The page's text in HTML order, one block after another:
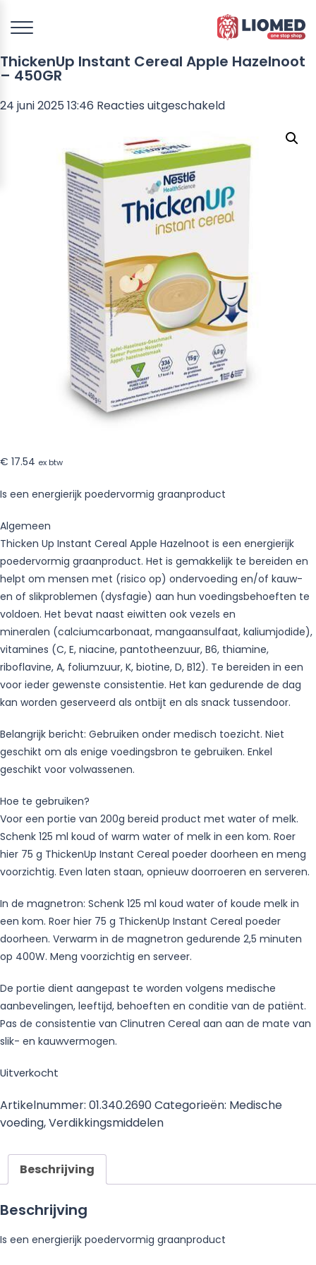
ThickenUp Instant Cereal Apple Hazelnoot
– 450GR
24 juni 2025 13:46 Reacties uitgeschakeldvoor
Instant
Cereal
Hazelnoot
–
450GR
€ 17.54 ex btw
Is een energierijk poedervormig graanproduct
Algemeen
Thicken Up Instant Cereal Apple Hazelnoot is een energierijk
poedervormig graanproduct. Het is gemakkelijk te bereiden en
helpt om mensen met (risico op) ondervoeding en/of kauw-
en of slikproblemen (dysfagie) aan hun voedingsbehoeften te
voldoen. Het bevat naast eiwitten ook vezels en
mineralen (calciumcarbonaat, mangaansulfaat, kaliumjodide),
vitamines (C, E, niacine, pantotheenzuur, B6, thiamine,
riboflavine, A, foliumzuur, K, biotine, D, B12). Te bereiden in een
voor ieder gewenste consistentie. Het kan gedurende de dag
kan worden geserveerd als ontbijt en als snack tussendoor.
Belangrijk bericht: Gebruiken onder medisch toezicht. Niet
geschikt om als enige voedingsbron te gebruiken. Enkel
geschikt voor volwassenen.
Hoe te gebruiken?
Voor een portie van 200g bereid product met water of melk.
Schenk 125 ml koud of warm water of melk in een kom. Roer
hier 75 g ThickenUp Instant Cereal poeder doorheen en meng
voorzichtig. Even laten staan, opnieuw doorroeren en serveren.
In de magnetron: Schenk 125 ml koud water of koude melk in
een kom. Roer hier 75 g ThickenUp Instant Cereal poeder
doorheen. Verwarm in de magnetron gedurende 2,5 minuten
op 400W. Meng voorzichtig en serveer.
De portie dient aangepast te worden volgens medische
aanbevelingen, leeftijd, behoeften en conditie van de patiënt.
Pas de consistentie van Clinutren Cereal aan aan de mate van
slik- en kauwvermogen.
Uitverkocht
Artikelnummer: 01.340.2690Categorieën: Medische
voeding,Verdikkingsmiddelen
Beschrijving
Beschrijving
Is een energierijk poedervormig graanproduct